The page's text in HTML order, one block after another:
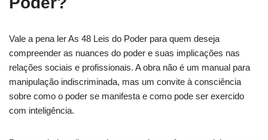
Vale a pena ler As 48 Leis do Poder para quem deseja
compreender as nuances do poder e suas implicações nas
relações sociais e profissionais. A obra não é um manual para
manipulação indiscriminada, mas um convite à consciência
sobre como o poder se manifesta e como pode ser exercido
com inteligência.